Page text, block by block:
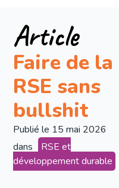
Article
Faire de la
RSE sans
bullshit
Publié le 15 mai 2026
dans
RSE et
développement durable